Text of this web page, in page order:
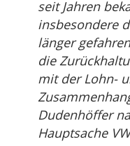
seit Jahren
insbesondere
länger
die
mit der Lohn-
Dudenhöffer
Hauptsache